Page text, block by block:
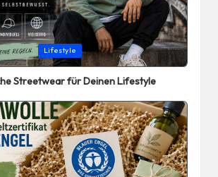
Lifestyle
Streetwear für Deinen Lifestyle